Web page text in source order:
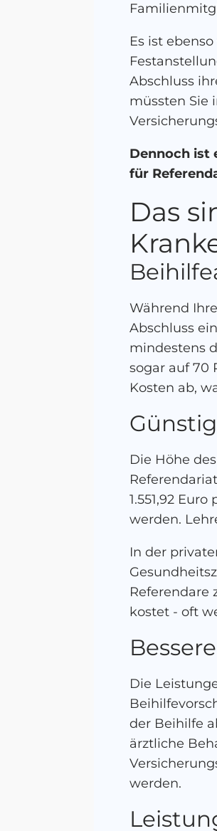
Es ist
Abschluss
müssten Sie
Dennoch ist
für
Das
Während
Abschluss
mindestens
sogar auf 70
Kosten ab,
Die Höhe
1.551,92
werden.
In der
Referendare
kostet - oft
Die
der Beihilfe
ärztliche
werden.